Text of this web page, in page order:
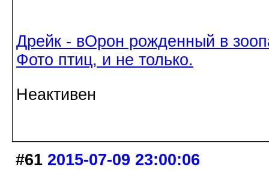
Дрейк - вОрон рожденный в
Фото птиц, и не только.
Неактивен
#61 2015-07-09 23:00:06